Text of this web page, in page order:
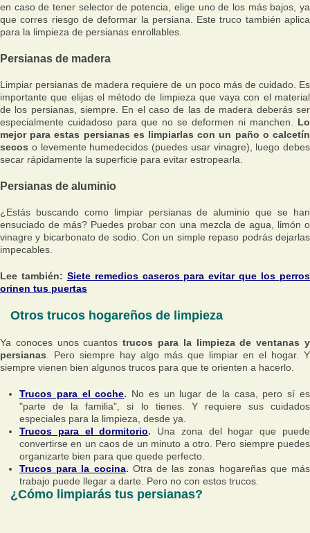
en caso de tener selector de potencia, elige uno de los más bajos, ya
que corres riesgo de deformar la persiana. Este truco también aplica
para la limpieza de persianas enrollables.
Persianas de madera
Limpiar persianas de madera requiere de un poco más de cuidado. Es
importante que elijas el método de limpieza que vaya con el material
de los persianas, siempre. En el caso de las de madera deberás ser
especialmente cuidadoso para que no se deformen ni manchen. Lo
mejor para estas persianas es limpiarlas con un paño o calcetín
secos o levemente humedecidos (puedes usar vinagre), luego debes
secar rápidamente la superficie para evitar estropearla.
Persianas de aluminio
¿Estás buscando como limpiar persianas de aluminio que se han
ensuciado de más? Puedes probar con una mezcla de agua, limón o
vinagre y bicarbonato de sodio. Con un simple repaso podrás dejarlas
impecables.
Lee también: Siete remedios caseros para evitar que los perros
orinen tus puertas
Otros trucos hogareños de limpieza
Ya conoces unos cuantostrucos para la limpieza de ventanas y
persianas. Pero siempre hay algo más que limpiar en el hogar. Y
siempre vienen bien algunos trucos para que te orienten a hacerlo.
Trucos para el coche. No es un lugar de la casa, pero sí es
"parte de la familia", si lo tienes. Y requiere sus cuidados
especiales para la limpieza, desde ya.
Trucos para el dormitorio. Una zona del hogar que puede
convertirse en un caos de un minuto a otro. Pero siempre puedes
organizarte bien para que quede perfecto.
Trucos para la cocina. Otra de las zonas hogareñas que más
trabajo puede llegar a darte. Pero no con estos trucos.
¿Cómo limpiarás tus persianas?